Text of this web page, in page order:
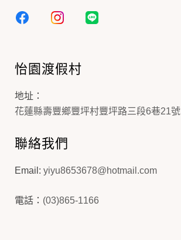
怡園渡假村
地址：
花蓮縣壽豐鄉豐坪村豐坪路三段6巷21號
聯絡我們
Email: yiyu8653678@hotmail.com
電話： (03)865-1166